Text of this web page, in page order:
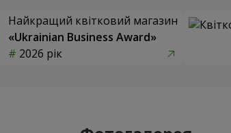
Найкращий квітковий магазин
«Ukrainian Business Award»
2026 рік